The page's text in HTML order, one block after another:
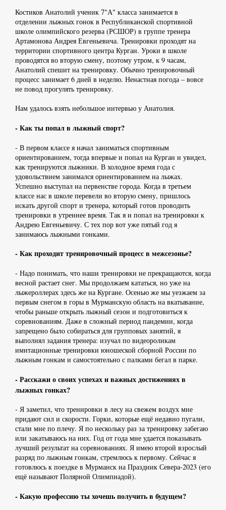
Костиков Анатолий ученик 7"А" класса занимается в
отделении лыжных гонок в Республиканской спортивной
школе олимпийского резерва (РСШОР) в группе тренера
Артамонова Андрея Евгеньевича. Тренировки проходят на
территории спортивного центра Курган. Уроки в школе
проводятся во вторую смену, поэтому утром, к 9 часам,
Анатолий спешит на тренировку. Обычно тренировочный
процесс занимает 6 дней в неделю. Ненастная погода – вовсе
не повод прогулять тренировку.
Нам удалось взять небольшое интервью у Анатолия.
- Как ты попал в лыжный спорт?
- В первом классе я начал заниматься спортивным
ориентированием, тогда впервые и попал на Курган и увидел,
как тренируются лыжники. В холодное время года с
удовольствием занимался ориентированием на лыжах.
Успешно выступал на первенстве города. Когда в третьем
классе нас в школе перевели во вторую смену, пришлось
искать другой спорт и тренера, который готов проводить
тренировки в утреннее время. Так я и попал на тренировки к
Андрею Евгеньевичу. С тех пор вот уже пятый год я
занимаюсь лыжными гонками.
- Как проходит тренировочный процесс в межсезонье?
- Надо понимать, что наши тренировки не прекращаются, когда
весной растает снег. Мы продолжаем кататься, но уже на
лыжероллерах здесь же на Кургане. Осенью же мы уезжаем за
первым снегом в горы в Мурманскую область на вкатывание,
чтобы раньше открыть лыжный сезон и подготовиться к
соревнованиям. Даже в сложный период пандемии, когда
запрещено было собираться для групповых занятий, я
выполнял задания тренера: изучал по видеороликам
имитационные тренировки юношеской сборной России по
лыжным гонкам и самостоятельно с палками бегал в парке.
- Расскажи о своих успехах и важных достижениях в
лыжных гонках?
- Я заметил, что тренировки в лесу на свежем воздух мне
придают сил и скорости. Горки, которые ещё недавно пугали,
стали мне по плечу. Я по нескольку раз за тренировку забегаю
или закатываюсь на них. Год от года мне удается показывать
лучший результат на соревнованиях. Я имею второй взрослый
разряд по лыжным гонкам, стремлюсь к первому. Сейчас я
готовлюсь к поездке в Мурманск на Праздник Севера-2023 (его
ещё называют Полярной Олимпиадой).
- Какую профессию ты хочешь получить в будущем?